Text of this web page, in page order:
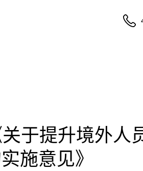
于提升境外人
施意见》